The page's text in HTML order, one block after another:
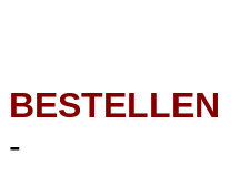
BESTELLEN
-